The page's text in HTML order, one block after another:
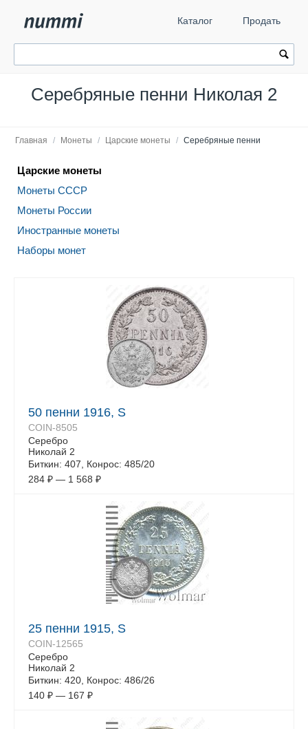
Каталог Продать
Серебряные пенни Николая 2
Главная / Монеты / Царские монеты / Серебряные пенни
Царские монеты
Монеты СССР
Монеты России
Иностранные монеты
Наборы монет
50 пенни 1916, S
COIN-8505
Серебро
Николай 2
Биткин: 407, Конрос: 485/20
284 ₽ — 1 568 ₽
25 пенни 1915, S
COIN-12565
Серебро
Николай 2
Биткин: 420, Конрос: 486/26
140 ₽ — 167 ₽